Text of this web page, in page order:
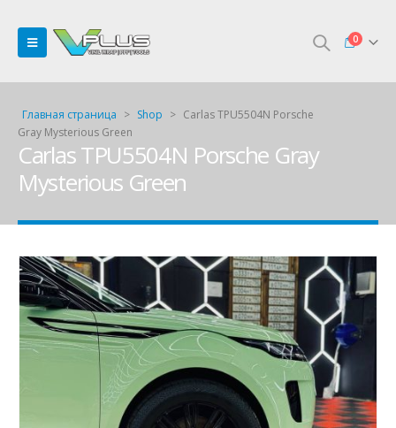
0
Главная страница > Shop > Carlas TPU5504N Porsche
Gray Mysterious Green
Carlas TPU5504N Porsche Gray
Mysterious Green